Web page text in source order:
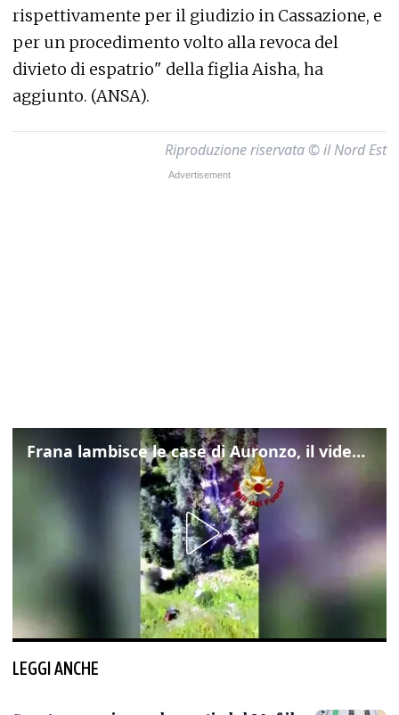
rispettivamente per il giudizio in Cassazione, e
per un procedimento volto alla revoca del
divieto di espatrio" della figlia Aisha, ha
aggiunto. (ANSA).
Riproduzione riservata © il Nord Est
Frana lambisce le case di Auronzo, il video dall'elicottero dei vigili del fuoco
LEGGI ANCHE